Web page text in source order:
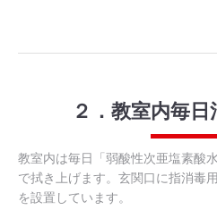
２．教室内毎
教室内は毎日「弱酸性次亜塩素酸
で拭き上げます。玄関口に指消毒
を設置しています。